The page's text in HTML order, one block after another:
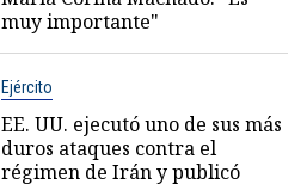
muy importante"
Ejército
EE. UU. ejecutó uno de sus más
duros ataques contra el
régimen de Irán y publicó